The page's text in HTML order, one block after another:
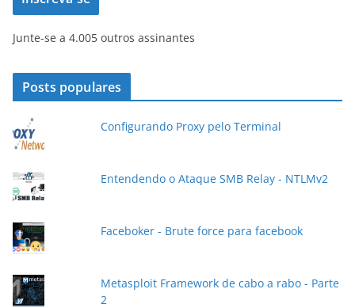
e
ç
d
e
-
a
i
Junte-se a 4.005 outros assinantes
Posts populares
Configurando Proxy pelo Terminal
Entendendo o Ataque SMB Relay - NTLMv2
Faceboker - Brute force para facebook
Metasploit Framework de cabo a rabo - Parte
2